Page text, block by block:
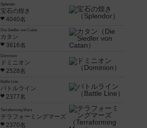
Splendor
宝石の煌き
4040名
Die Siedler von Catan
カタン
3616名
Dominion
ドミニオン
2528名
Battle Line
バトルライン
2377名
Terraforming Mars
テラフォーミングマーズ
2370名